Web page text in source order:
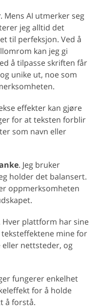
. Mens AI utmerker seg
jeg alltid det
til perfeksjon. Ved å
kan jeg gi
å tilpasse skriften får
unike ut, noe som
effekter kan gjøre
for at teksten forblir
som navn eller
. Jeg bruker
holder det balansert.
oppmerksomheten
Hver plattform har sine
teksteffektene mine for
eller nettsteder, og
fungerer enkelhet
for å holde
å forstå.